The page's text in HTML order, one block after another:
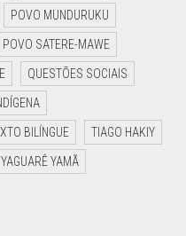
POVO MUNDURUKU
POVO SATERE-MAWE
QUESTÕES SOCIAIS
BILÍNGUE TIAGO HAKIY
YAGUARÊ YAMÃ